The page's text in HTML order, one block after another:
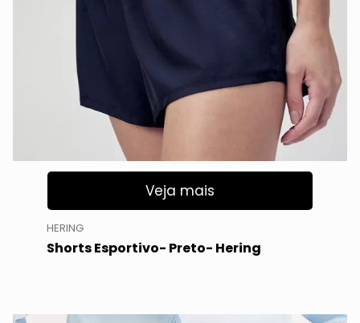
Veja mais
HERING
Shorts Esportivo- Preto- Hering